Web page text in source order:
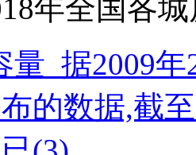
年全国各